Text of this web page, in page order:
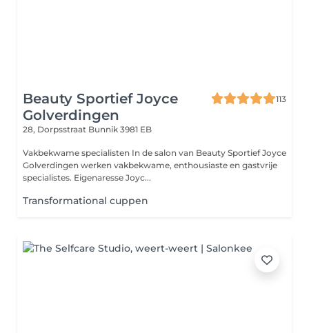
Beauty Sportief Joyce
Golverdingen
113
28, Dorpsstraat Bunnik 3981 EB
Vakbekwame specialisten In de salon van Beauty Sportief Joyce
Golverdingen werken vakbekwame, enthousiaste en gastvrije
specialistes. Eigenaresse Joyc...
Transformational cuppen